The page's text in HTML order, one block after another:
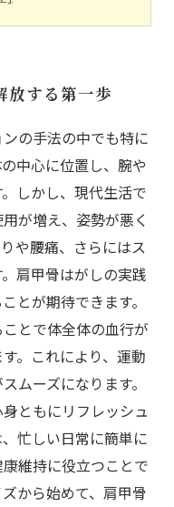
放する第一歩
の手法の中でも特に
中心に位置し、腕や
しかし、現代生活で
が増え、姿勢が悪く
や腰痛、さらにはス
肩甲骨はがしの実践
とが期待できます。
とで体全体の血行が
。これにより、運動
ムーズになります。
ともにリフレッシュ
忙しい日常に簡単に
維持に役立つことで
から始めて、肩甲骨